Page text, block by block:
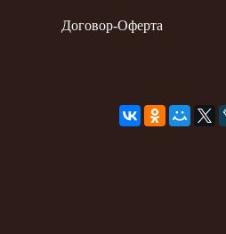
Договор-Оферта